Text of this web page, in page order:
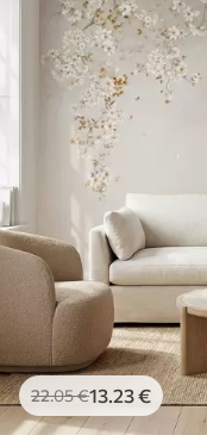
22.05€13 .23€